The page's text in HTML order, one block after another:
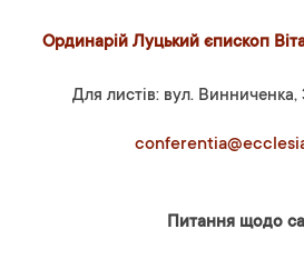
Ординарій Луцький єпископ
Для листів: вул. Винниченка,
Питання щодо